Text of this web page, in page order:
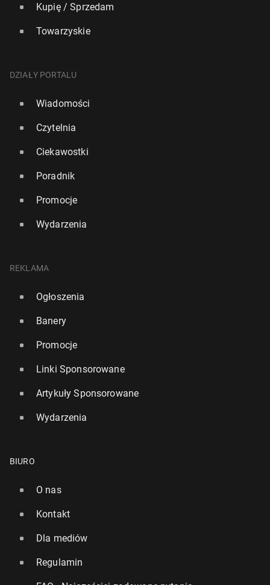
Kupię / Sprzedam
Towarzyskie
DZIAŁY PORTALU
Wiadomości
Czytelnia
Ciekawostki
Poradnik
Promocje
Wydarzenia
REKLAMA
Ogłoszenia
Banery
Promocje
Linki Sponsorowane
Artykuły Sponsorowane
Wydarzenia
BIURO
O nas
Kontakt
Dla mediów
Regulamin